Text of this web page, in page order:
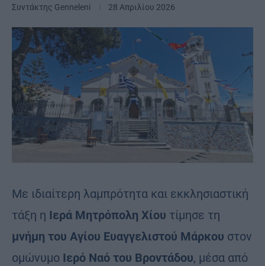
Συντάκτης Genneleni 28 Απριλίου 2026
Με ιδιαίτερη λαμπρότητα και εκκλησιαστική
τάξη η Ιερά Μητρόπολη Χίου τίμησε τη
μνήμη του Αγίου Ευαγγελιστού Μάρκου στον
ομώνυμο Ιερό Ναό του Βροντάδου, μέσα από